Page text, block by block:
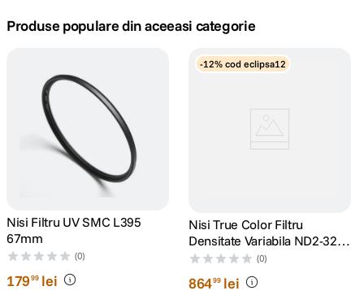
trepied telefon
peak design
.
canon sx740 hs
card memorie
8 sony fx
9. dji mic mini
Produse populare din aceeasi categorie
Nisi Filtru UV SMC L395
67mm
(0)
17999 lei
-12% cod eclipsa12
Nisi True Color Filtru
Densitate Variabila ND2-32
67mm
(0)
86499 lei